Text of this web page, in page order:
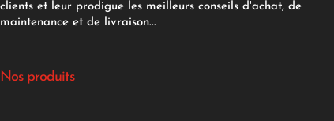
clients et leur prodigue les meilleurs conseils d'achat, de
maintenance et de livraison...
Nos produits